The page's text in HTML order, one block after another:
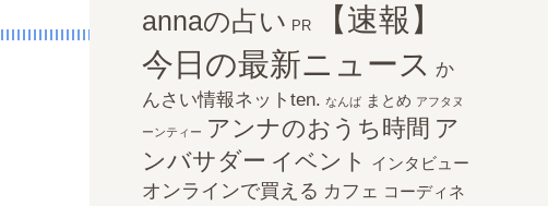
annaの占い PR
【速報】
今日の最新ニュース か
んさい情報ネットten. なんば まとめ アフタヌ
ーンティー アンナのおうち時間 ア
ンバサダー イベント インタビュー
オンラインで買える カフェ コーディネ